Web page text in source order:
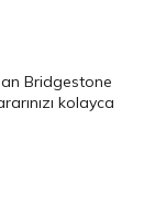
Bridgestone
kolayca